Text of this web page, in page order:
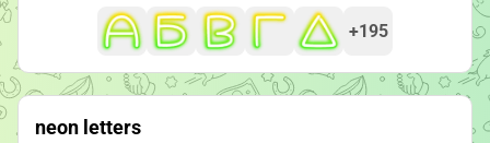
+195
neon letters